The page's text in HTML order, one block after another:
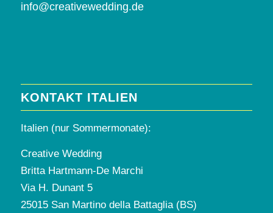
info@creativewedding.de
KONTAKT ITALIEN
Italien (nur Sommermonate):
Creative Wedding
Britta Hartmann-De Marchi
Via H. Dunant 5
25015 San Martino della Battaglia (BS)